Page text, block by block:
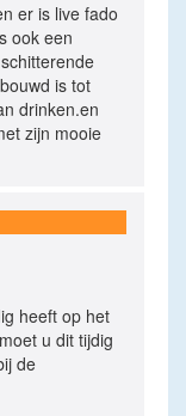
er is live fado
ook een
is tot
drinken.en
zijn mooie
heeft op het
u dit tijdig
de